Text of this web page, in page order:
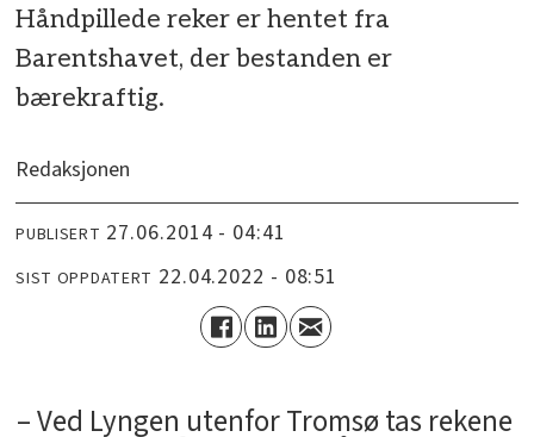
Håndpillede reker er hentet fra
Barentshavet, der bestanden er
bærekraftig.
Redaksjonen
PUBLISERT 27.06.2014 - 04:41
SIST OPPDATERT 22.04.2022 - 08:51
– Ved Lyngen utenfor Tromsø tas rekene